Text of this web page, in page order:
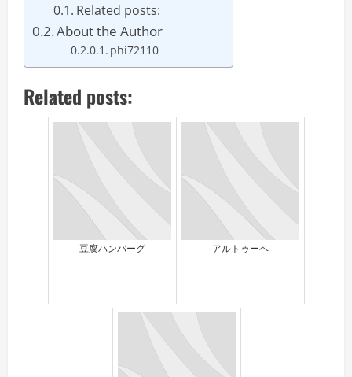
Related posts:
About the Author
phi72110
Related posts:
豆腐ハンバーグ アルトゥーベ